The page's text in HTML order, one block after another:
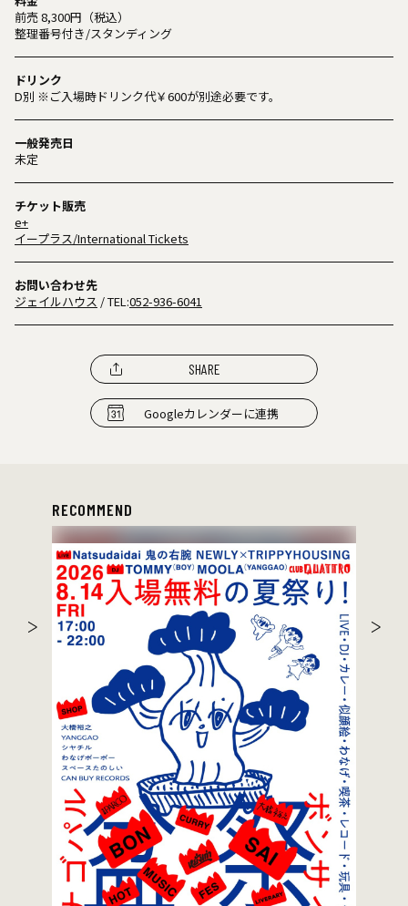
前売 8,300円（税込）
整理番号付き/スタンディング
ドリンク
D別 ※ご入場時ドリンク代￥600が別途必要です。
一般発売日
未定
チケット販売
e+
イープラス/International Tickets
お問い合わせ先
ジェイルハウス / TEL:052-936-6041
SHARE
Googleカレンダーに連携
RECOMMEND